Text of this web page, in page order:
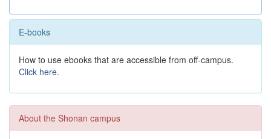
E-books
How to use ebooks that are accessible from off-campus.
Click here.
About the Shonan campus